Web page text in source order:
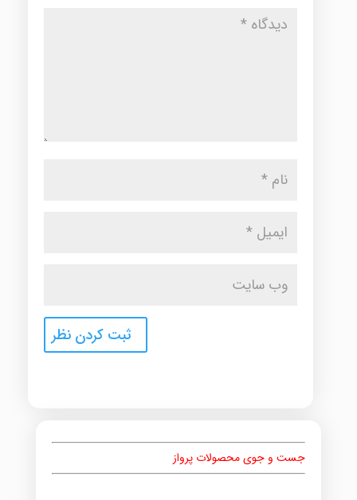
جست و جوی محصولات پرواز